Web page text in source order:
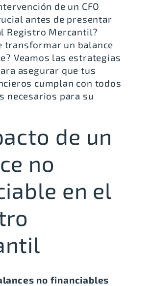
de un CFO
antes de presentar
Registro Mercantil?
transformar un balance
Veamos las estrategias
asegurar que tus
cumplan con todos
necesarios para su
de un
no
en el
no financiables